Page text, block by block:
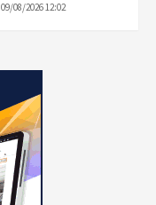
09/08/2026 12:02